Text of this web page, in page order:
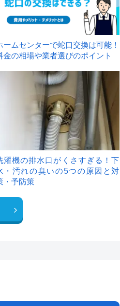
ームセンターで蛇口交換は可能！
金の相場や業者選びのポイント
濯機の排水口がくさすぎる！下
・汚れの臭いの5つの原因と対
・予防策